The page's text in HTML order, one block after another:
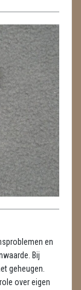
en
Bij
geheugen.
over eigen